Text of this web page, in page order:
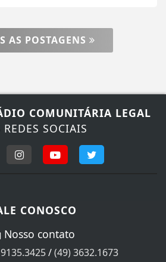
AS POSTAGENS
COMUNITÁRIA LEGAL
REDES SOCIAIS
CONOSCO
Nosso contato
/(49) 3632.1673